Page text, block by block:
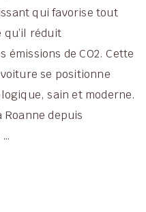
qui favorise tout
réduit
émissions de CO2. Cette
se positionne
sain et moderne.
depuis
…